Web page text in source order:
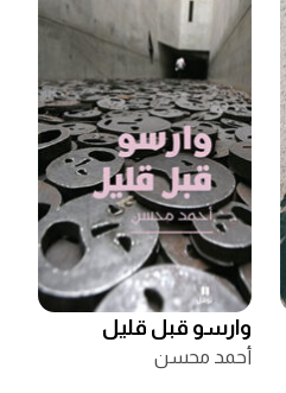
وارسو قبل قليل
أحمد محسن